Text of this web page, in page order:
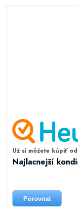
Už si môžete kúpiť
Najlacnejší
Porovnat